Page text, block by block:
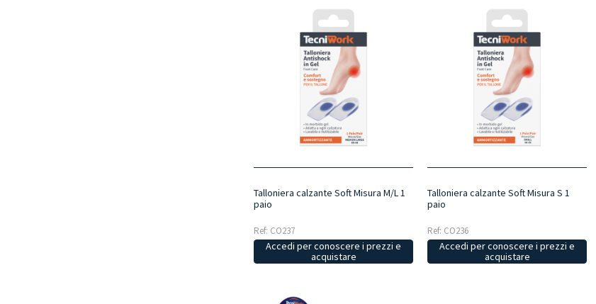
Talloniera calzante Soft Misura M/L 1
paio
Ref: CO237
Accedi per conoscere i prezzi e
acquistare
Talloniera calzante Soft Misura S 1
paio
Ref: CO236
Accedi per conoscere i prezzi e
acquistare